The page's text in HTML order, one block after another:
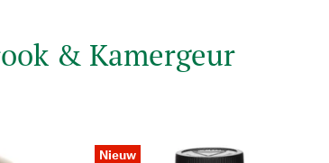
& Kamergeur
Nieuw